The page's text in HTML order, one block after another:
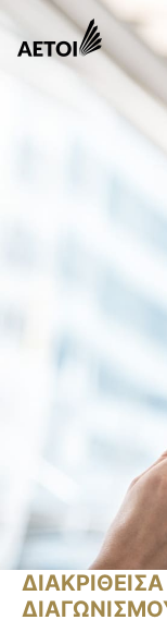
ΔΙΑΓΩΝΙΣΜΟΥ